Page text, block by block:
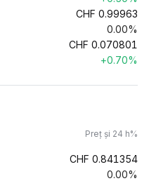
CHF 0.99963
0.00%
CHF 0.070801
+0.70%
Preț și 24 h%
CHF 0.841354
0.00%